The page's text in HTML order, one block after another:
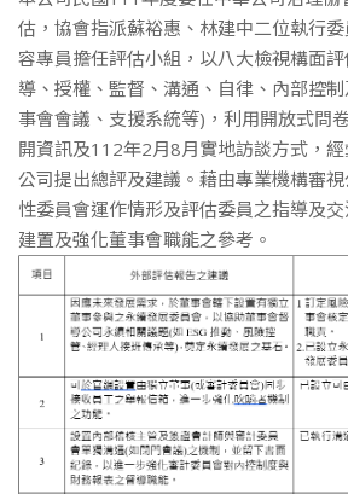
估，協會指派蘇裕惠、林建中二位執行
容專員擔任評估小組，以八大檢視構面
導、授權、監督、溝通、自律、內部控
事會會議、支援系統等)，利用開放式問
開資訊及112年2月8月實地訪談方式，
公司提出總評及建議。藉由專業機構審
性委員會運作情形及評估委員之指導及
建置及強化董事會職能之參考。